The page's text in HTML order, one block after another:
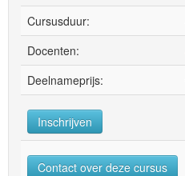
Cursusduur:
Docenten:
Deelnameprijs:
Inschrijven
Contact over deze cursus